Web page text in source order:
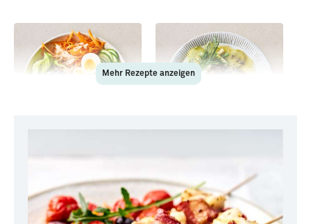
und Buttermilch-
Dressing
mit Schmorgurke
Mehr Rezepte anzeigen